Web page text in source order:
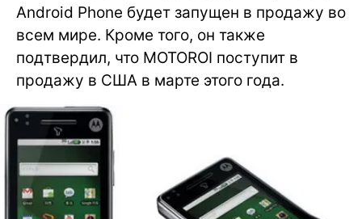
Android Phone будет запущен в продажу во
всем мире. Кроме того, он также
подтвердил, что MOTOROI поступит в
продажу в США в марте этого года.